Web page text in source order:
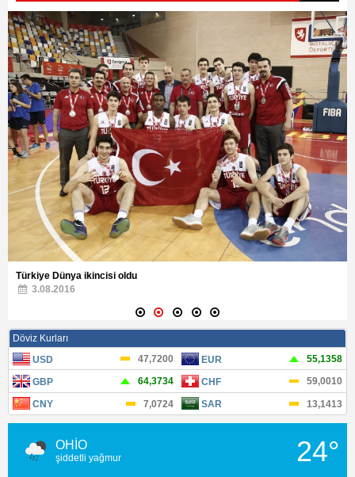
Türkiye Dünya ikincisi oldu
3.08.2016
OHİO
şiddetli yağmur 24°